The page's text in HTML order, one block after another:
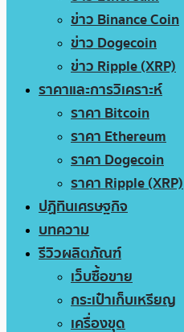
ข่าว Binance Coin
ข่าว Dogecoin
ข่าว Ripple (XRP)
ราคาและการวิเคราะห์
ราคา Bitcoin
ราคา Ethereum
ราคา Dogecoin
ราคา Ripple (XRP)
ปฏิทินเศรษฐกิจ
บทความ
รีวิวผลิตภัณฑ์
เว็บซื้อขาย
กระเป๋าเก็บเหรียญ
เครื่องขุด